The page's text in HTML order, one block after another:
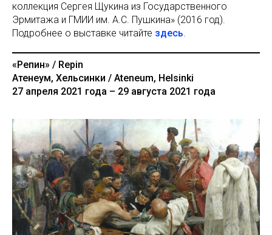
коллекция Сергея Щукина из Государственного
Эрмитажа и ГМИИ им. А.С. Пушкина» (2016 год).
Подробнее о выставке читайте здесь.
«Репин» / Repin
Атенеум, Хельсинки / Ateneum, Helsinki
27 апреля 2021 года – 29 августа 2021 года